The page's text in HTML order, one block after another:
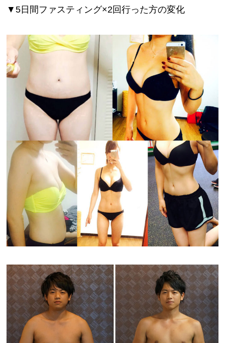
▼5日間ファスティング×2回行った方の変化